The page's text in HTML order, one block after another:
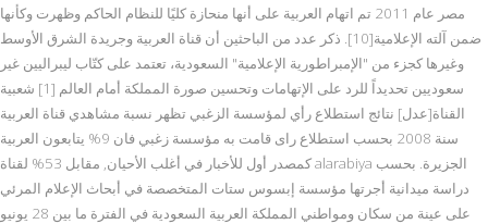
مصر عام 2011 تم اتهام العربية على أنها منحازة كليًا للنظام الحاكم وظهرت وكأنها
ضمن آلته الإعلامية[10]. ذكر عدد من الباحثين أن قناة العربية وجريدة الشرق الأوسط
وغيرها كجزء من "الإمبراطورية الإعلامية" السعودية، تعتمد على كتّاب ليبراليين غير
سعوديين تحديداً للرد على الإتهامات وتحسين صورة المملكة أمام العالم [1] شعبية
القناة[عدل] نتائج استطلاع رأي لمؤسسة الزغبي تظهر نسبة مشاهدي قناة العربية
سنة 2008 بحسب استطلاع راى قامت به مؤسسة زغبي فان 9% يتابعون العربية
كمصدر أول للأخبار في أغلب الأحيان, مقابل 53% لقناة alarabiya الجزيرة. بحسب
دراسة ميدانية أجرتها مؤسسة إبسوس ستات المتخصصة في أبحاث الإعلام المرئي
على عينة من سكان ومواطني المملكة العربية السعودية في الفترة ما بين 28 يونيو